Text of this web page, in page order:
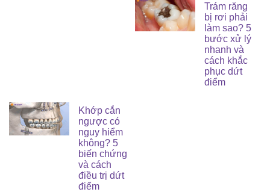
Trám răng
bị rơi phải
làm sao? 5
bước xử lý
nhanh và
cách khắc
phục dứt
điểm
Khớp cắn
ngược có
nguy hiểm
không? 5
biến chứng
và cách
điều trị dứt
điểm